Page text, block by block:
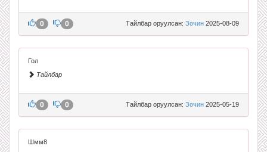
Тайлбар оруулсан: Зочин 2025-08-09
0 0
Гол
Тайлбар
Тайлбар оруулсан: Зочин 2025-05-19
0 0
Шмм8